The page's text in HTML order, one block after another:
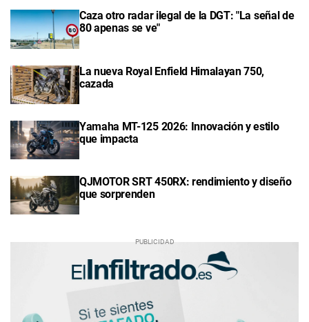
Caza otro radar ilegal de la DGT: "La señal de
80 apenas se ve"
La nueva Royal Enfield Himalayan 750,
cazada
Yamaha MT-125 2026: Innovación y estilo
que impacta
QJMOTOR SRT 450RX: rendimiento y diseño
que sorprenden